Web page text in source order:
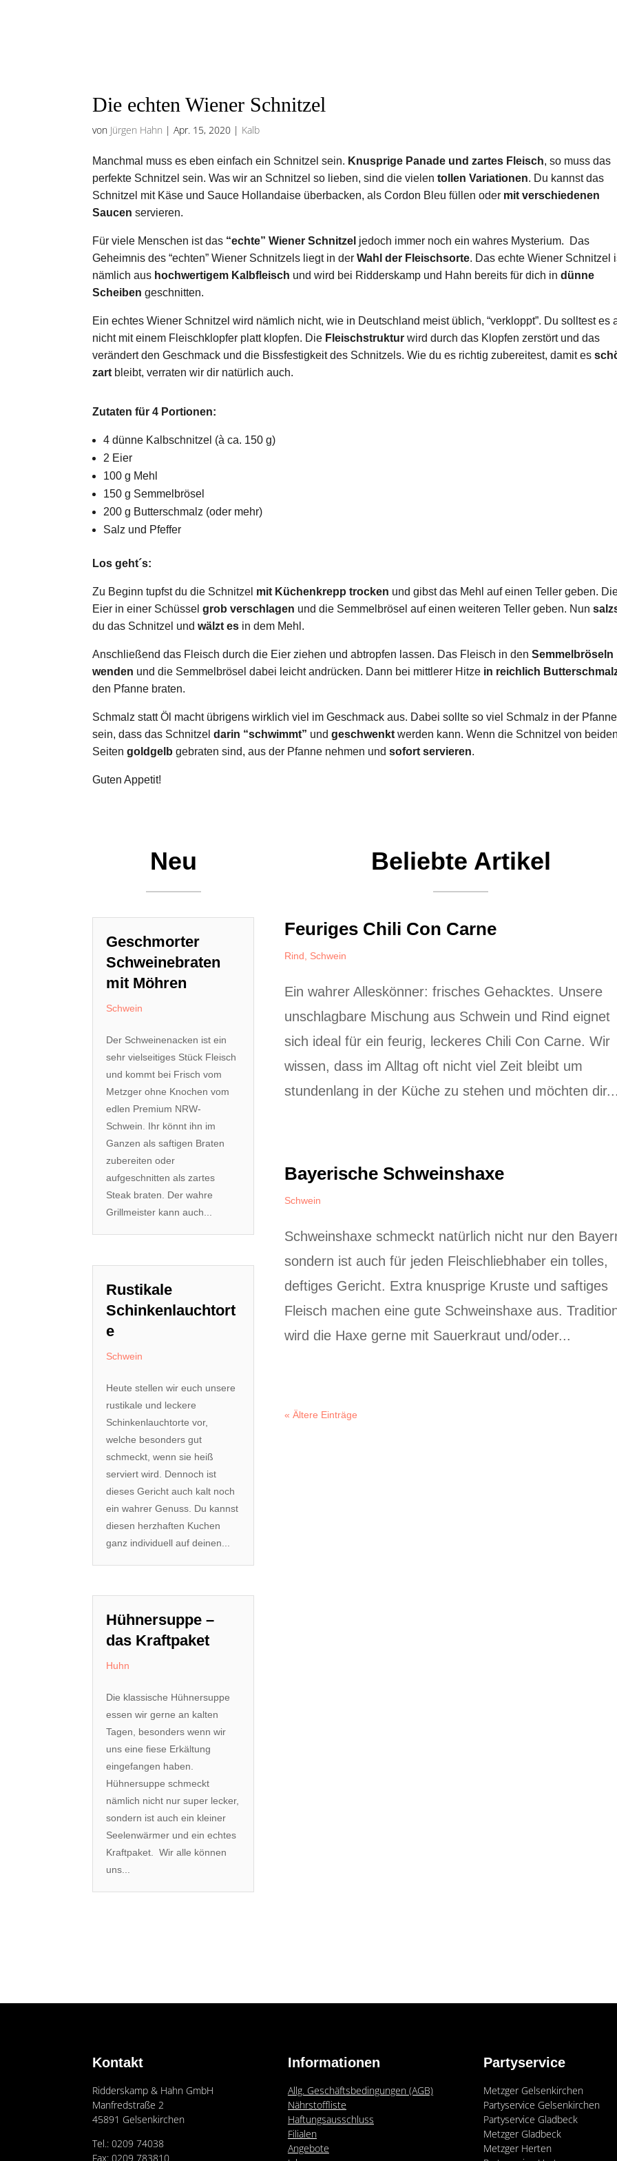
Die echten Wiener Schnitzel
von Jürgen Hahn |Apr. 15, 2020 | Kalb
Manchmal muss es eben einfach ein Schnitzel sein. Knusprige Panade und zartes Fleisch, so muss das
perfekte Schnitzel sein. Was wir an Schnitzel so lieben, sind die vielentollen Variationen. Du kannst das
Schnitzel mit Käse und Sauce Hollandaise überbacken, als Cordon Bleu füllen oder mit verschiedenen
Saucen servieren.
Für viele Menschen ist das “echte” Wiener Schnitzel jedoch immer noch ein wahres Mysterium. Das
Geheimnis des “echten” Wiener Schnitzels liegt in derWahl der Fleischsorte. Das echte Wiener Schnitzel
nämlich aus hochwertigem Kalbfleisch und wird bei Ridderskamp und Hahn bereits für dich indünne
Scheiben geschnitten.
Ein echtes Wiener Schnitzel wird nämlich nicht, wie in Deutschland meist üblich, “verkloppt”. Du solltest es
nicht mit einem Fleischklopfer platt klopfen. Die Fleischstruktur wird durch das Klopfen zerstört und das
verändert den Geschmack und die Bissfestigkeit des Schnitzels. Wie du es richtig zubereitest, damit es
zart bleibt, verraten wir dir natürlich auch.
Zutaten für 4 Portionen:
4 dünne Kalbschnitzel (à ca. 150 g)
2 Eier
100 g Mehl
150 g Semmelbrösel
200 g Butterschmalz (oder mehr)
Salz und Pfeffer
Los geht´s:
Zu Beginn tupfst du die Schnitzel mit Küchenkrepp trocken und gibst das Mehl auf einen Teller geben.
Eier in einer Schüsselgrob verschlagen und die Semmelbrösel auf einen weiteren Teller geben. Nun
du das Schnitzel undwälzt es in dem Mehl.
Anschließend das Fleisch durch die Eier ziehen und abtropfen lassen. Das Fleisch in denSemmelbröseln
wenden und die Semmelbrösel dabei leicht andrücken. Dann bei mittlerer Hitze in reichlich
den Pfanne braten.
Schmalz statt Öl macht übrigens wirklich viel im Geschmack aus. Dabei sollte so viel Schmalz in der Pfanne
sein, dass das Schnitzeldarin “schwimmt” undgeschwenkt werden kann. Wenn die Schnitzel von
Seitengoldgelb gebraten sind, aus der Pfanne nehmen undsofort servieren.
Guten Appetit!
Neu
Geschmorter
Schweinebraten
mit Möhren
Schwein
Der Schweinenacken ist ein
sehr vielseitiges Stück Fleisch
und kommt bei Frisch vom
Metzger ohne Knochen vom
edlen Premium NRW-
Schwein. Ihr könnt ihn im
Ganzen als saftigen Braten
zubereiten oder
aufgeschnitten als zartes
Steak braten. Der wahre
Grillmeister kann auch...
Rustikale
Schinkenlauchtort
e
Schwein
Heute stellen wir euch unsere
rustikale und leckere
Schinkenlauchtorte vor,
welche besonders gut
schmeckt, wenn sie heiß
serviert wird. Dennoch ist
dieses Gericht auch kalt noch
ein wahrer Genuss. Du kannst
diesen herzhaften Kuchen
ganz individuell auf deinen...
Hühnersuppe –
das Kraftpaket
Huhn
Die klassische Hühnersuppe
essen wir gerne an kalten
Tagen, besonders wenn wir
uns eine fiese Erkältung
eingefangen haben.
Hühnersuppe schmeckt
nämlich nicht nur super lecker,
sondern ist auch ein kleiner
Seelenwärmer und ein echtes
Kraftpaket. Wir alle können
uns...
Beliebte Artikel
Feuriges Chili Con Carne
Rind Schwein
Ein wahrer Alleskönner: frisches Gehacktes. Unsere
unschlagbare Mischung aus Schwein und Rind eignet
sich ideal für ein feurig, leckeres Chili Con Carne. Wir
wissen, dass im Alltag oft nicht viel Zeit bleibt um
stundenlang in der Küche zu stehen und möchten
Bayerische Schweinshaxe
Schwein
Schweinshaxe schmeckt natürlich nicht nur den
sondern ist auch für jeden Fleischliebhaber ein tolles,
deftiges Gericht. Extra knusprige Kruste und saftiges
Fleisch machen eine gute Schweinshaxe aus.
wird die Haxe gerne mit Sauerkraut und/oder...
« Ältere Einträge
Kontakt
Ridderskamp & Hahn GmbH
Manfredstraße 2
45891 Gelsenkirchen
Tel.: 0209 74038
Fax: 0209 783810
Informationen
Allg. Geschäftsbedingungen (AGB)
Nährstoffliste
Haftungsausschluss
Filialen
Angebote
Partyservice
Metzger Gelsenkirchen
Partyservice Gelsenkirchen
Partyservice Gladbeck
Metzger Gladbeck
Metzger Herten